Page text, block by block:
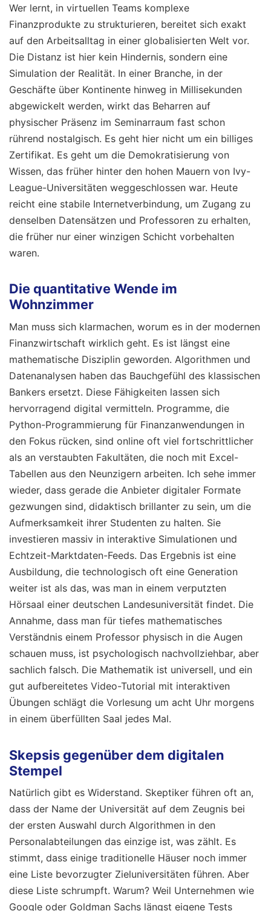
Wer lernt, in virtuellen Teams komplexe
Finanzprodukte zu strukturieren, bereitet sich exakt
auf den Arbeitsalltag in einer globalisierten Welt vor.
Die Distanz ist hier kein Hindernis, sondern eine
Simulation der Realität. In einer Branche, in der
Geschäfte über Kontinente hinweg in Millisekunden
abgewickelt werden, wirkt das Beharren auf
physischer Präsenz im Seminarraum fast schon
rührend nostalgisch. Es geht hier nicht um ein billiges
Zertifikat. Es geht um die Demokratisierung von
Wissen, das früher hinter den hohen Mauern von Ivy-
League-Universitäten weggeschlossen war. Heute
reicht eine stabile Internetverbindung, um Zugang zu
denselben Datensätzen und Professoren zu erhalten,
die früher nur einer winzigen Schicht vorbehalten
waren.
Die quantitative Wende im
Wohnzimmer
Man muss sich klarmachen, worum es in der modernen
Finanzwirtschaft wirklich geht. Es ist längst eine
mathematische Disziplin geworden. Algorithmen und
Datenanalysen haben das Bauchgefühl des klassischen
Bankers ersetzt. Diese Fähigkeiten lassen sich
hervorragend digital vermitteln. Programme, die
Python-Programmierung für Finanzanwendungen in
den Fokus rücken, sind online oft viel fortschrittlicher
als an verstaubten Fakultäten, die noch mit Excel-
Tabellen aus den Neunzigern arbeiten. Ich sehe immer
wieder, dass gerade die Anbieter digitaler Formate
gezwungen sind, didaktisch brillanter zu sein, um die
Aufmerksamkeit ihrer Studenten zu halten. Sie
investieren massiv in interaktive Simulationen und
Echtzeit-Marktdaten-Feeds. Das Ergebnis ist eine
Ausbildung, die technologisch oft eine Generation
weiter ist als das, was man in einem verputzten
Hörsaal einer deutschen Landesuniversität findet. Die
Annahme, dass man für tiefes mathematisches
Verständnis einem Professor physisch in die Augen
schauen muss, ist psychologisch nachvollziehbar, aber
sachlich falsch. Die Mathematik ist universell, und ein
gut aufbereitetes Video-Tutorial mit interaktiven
Übungen schlägt die Vorlesung um acht Uhr morgens
in einem überfüllten Saal jedes Mal.
Skepsis gegenüber dem digitalen
Stempel
Natürlich gibt es Widerstand. Skeptiker führen oft an,
dass der Name der Universität auf dem Zeugnis bei
der ersten Auswahl durch Algorithmen in den
Personalabteilungen das einzige ist, was zählt. Es
stimmt, dass einige traditionelle Häuser noch immer
eine Liste bevorzugter Zieluniversitäten führen. Aber
diese Liste schrumpft. Warum? Weil Unternehmen wie
Google oder Goldman Sachs längst eigene Tests